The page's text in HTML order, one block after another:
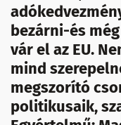
bezárni-és
vár el az EU.
mind
megszorító
politikusaik,